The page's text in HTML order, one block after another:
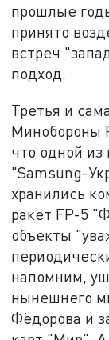
прошлые
принято
встреч
подход.
Третья и
Минобороны
что одной
"Samsung-
хранились
ракет FP-5
объекты
напомним,
нынешнего
Фёдорова и